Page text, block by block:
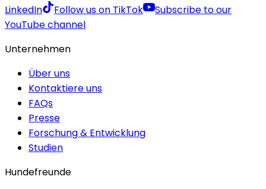
LinkedIn
Follow us on TikTok
Subscribe to our
YouTube channel
Unternehmen
Über uns
Kontaktiere uns
FAQs
Presse
Forschung & Entwicklung
Studien
Hundefreunde